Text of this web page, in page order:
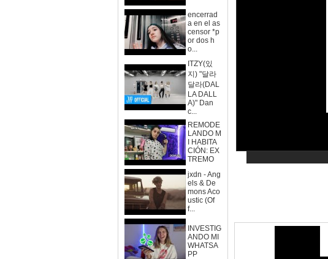
encerrad
a en el as
censor *p
or dos h
o...
ITZY(있
지) "달라
달라(DAL
LA DALL
A)" Dan
c...
REMODE
LANDO M
I HABITA
CIÓN: EX
TREMO
jxdn - Ang
els & De
mons Aco
ustic (Of
f...
INVESTIG
ANDO MI
WHATSA
PP